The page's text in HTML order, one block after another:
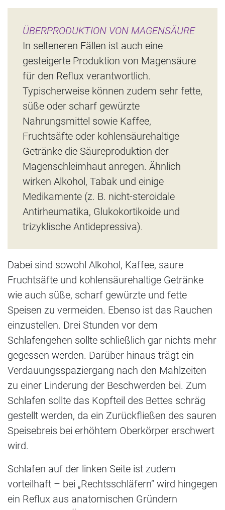
ÜBERPRODUKTION VON MAGENSÄURE
In selteneren Fällen ist auch eine
gesteigerte Produktion von Magensäure
für den Reflux verantwortlich.
Typischerweise können zudem sehr fette,
süße oder scharf gewürzte
Nahrungsmittel sowie Kaffee,
Fruchtsäfte oder kohlensäurehaltige
Getränke die Säureproduktion der
Magenschleimhaut anregen. Ähnlich
wirken Alkohol, Tabak und einige
Medikamente (z. B. nicht-steroidale
Antirheumatika, Glukokortikoide und
trizyklische Antidepressiva).
Dabei sind sowohl Alkohol, Kaffee, saure
Fruchtsäfte und kohlensäurehaltige Getränke
wie auch süße, scharf gewürzte und fette
Speisen zu vermeiden. Ebenso ist das Rauchen
einzustellen. Drei Stunden vor dem
Schlafengehen sollte schließlich gar nichts mehr
gegessen werden. Darüber hinaus trägt ein
Verdauungsspaziergang nach den Mahlzeiten
zu einer Linderung der Beschwerden bei. Zum
Schlafen sollte das Kopfteil des Bettes schräg
gestellt werden, da ein Zurückfließen des sauren
Speisebreis bei erhöhtem Oberkörper erschwert
wird.
Schlafen auf der linken Seite ist zudem
vorteilhaft – bei „Rechtsschläfern“ wird hingegen
ein Reflux aus anatomischen Gründern